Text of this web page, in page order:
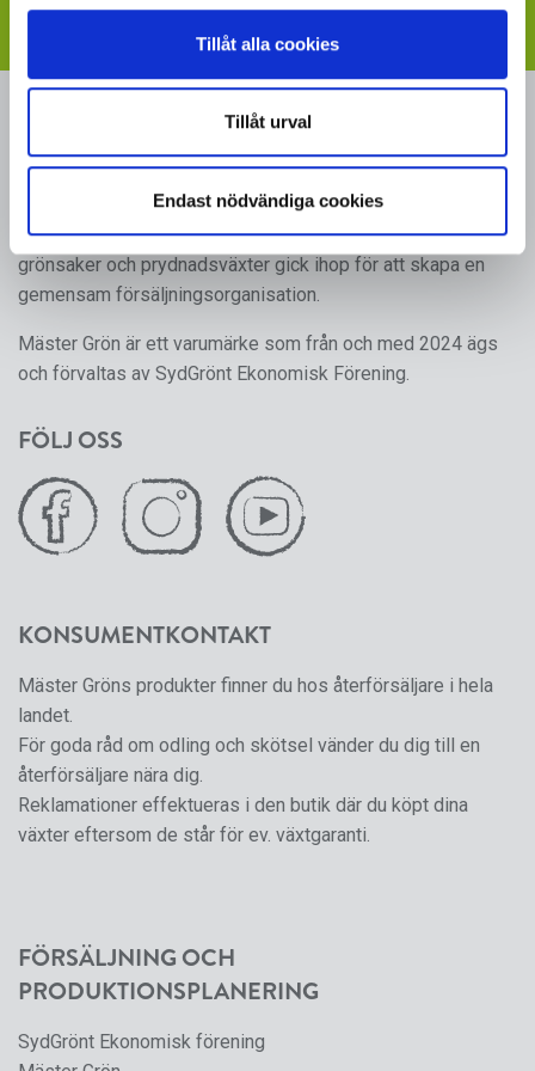
Tillåt alla cookies
Tillåt urval
Endast nödvändiga cookies
Sveriges i särklass största, tillika odlarägda, leverantör av
kruk- och utplanteringsväxter. Mäster Gröns rötter går
tillbaka till 1950-talet, då ett antal producenter av frukt,
grönsaker och prydnadsväxter gick ihop för att skapa en
gemensam försäljningsorganisation.
Mäster Grön är ett varumärke som från och med 2024 ägs
och förvaltas av SydGrönt Ekonomisk Förening.
FÖLJ OSS
KONSUMENTKONTAKT
Mäster Gröns produkter finner du hos återförsäljare i hela
landet.
För goda råd om odling och skötsel vänder du dig till en
återförsäljare nära dig.
Reklamationer effektueras i den butik där du köpt dina
växter eftersom de står för ev. växtgaranti.
FÖRSÄLJNING OCH
PRODUKTIONSPLANERING
SydGrönt Ekonomisk förening